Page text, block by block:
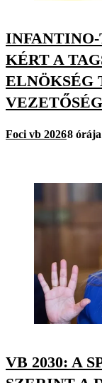
INFANTINO-
KÉRT A
ELNÖKSÉG
Foci vb 20268 órája
VB 2030: A